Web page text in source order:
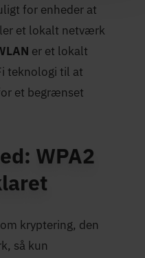
for enheder at
et lokalt netværk
er et lokalt
teknologi til at
et begrænset
WPA2
kryptering, den
så kun